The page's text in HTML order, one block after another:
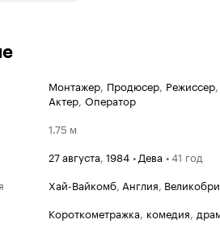
Монтажер, Продюсер, Режиссер,
Актер, Оператор
1.75 м
27 августа, 1984 • Дева •41 год
Хай-Вайкомб, Англия,
короткометражка, комедия,